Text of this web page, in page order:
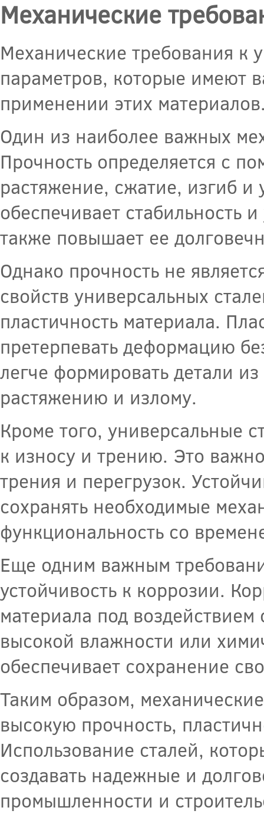
Механические
Механические требования к
параметров, которые имеют
применении этих
Один из наиболее важных
Прочность определяется с
растяжение, сжатие, изгиб и
обеспечивает стабильность
также повышает ее
Однако прочность не
свойств универсальных
пластичность материала.
претерпевать деформацию
легче формировать детали
растяжению и излому.
Кроме того, универсальные
к износу и трению. Это
трения и перегрузок.
сохранять необходимые
функциональность со
Еще одним важным
устойчивость к коррозии.
материала под
высокой влажности или
обеспечивает сохранение
Таким образом,
высокую прочность,
Использование сталей,
создавать надежные и
промышленности и